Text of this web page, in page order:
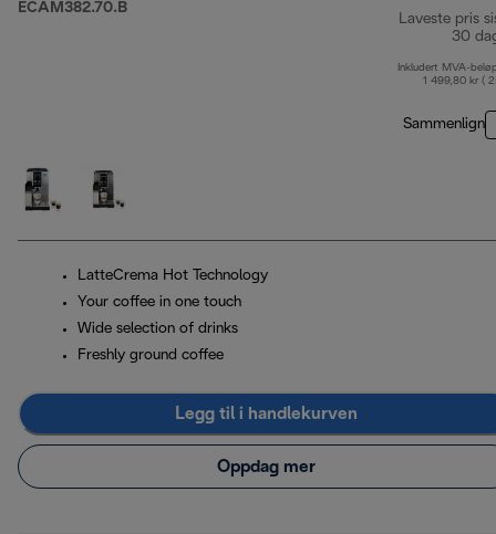
ECAM382.70.B
Laveste pris
30
Inkludert MVA-
1 499,80 kr (
Sammenlign
LatteCrema Hot Technology
Your coffee in one touch
Wide selection of drinks
Freshly ground coffee
Legg til i handlekurven
Oppdag mer